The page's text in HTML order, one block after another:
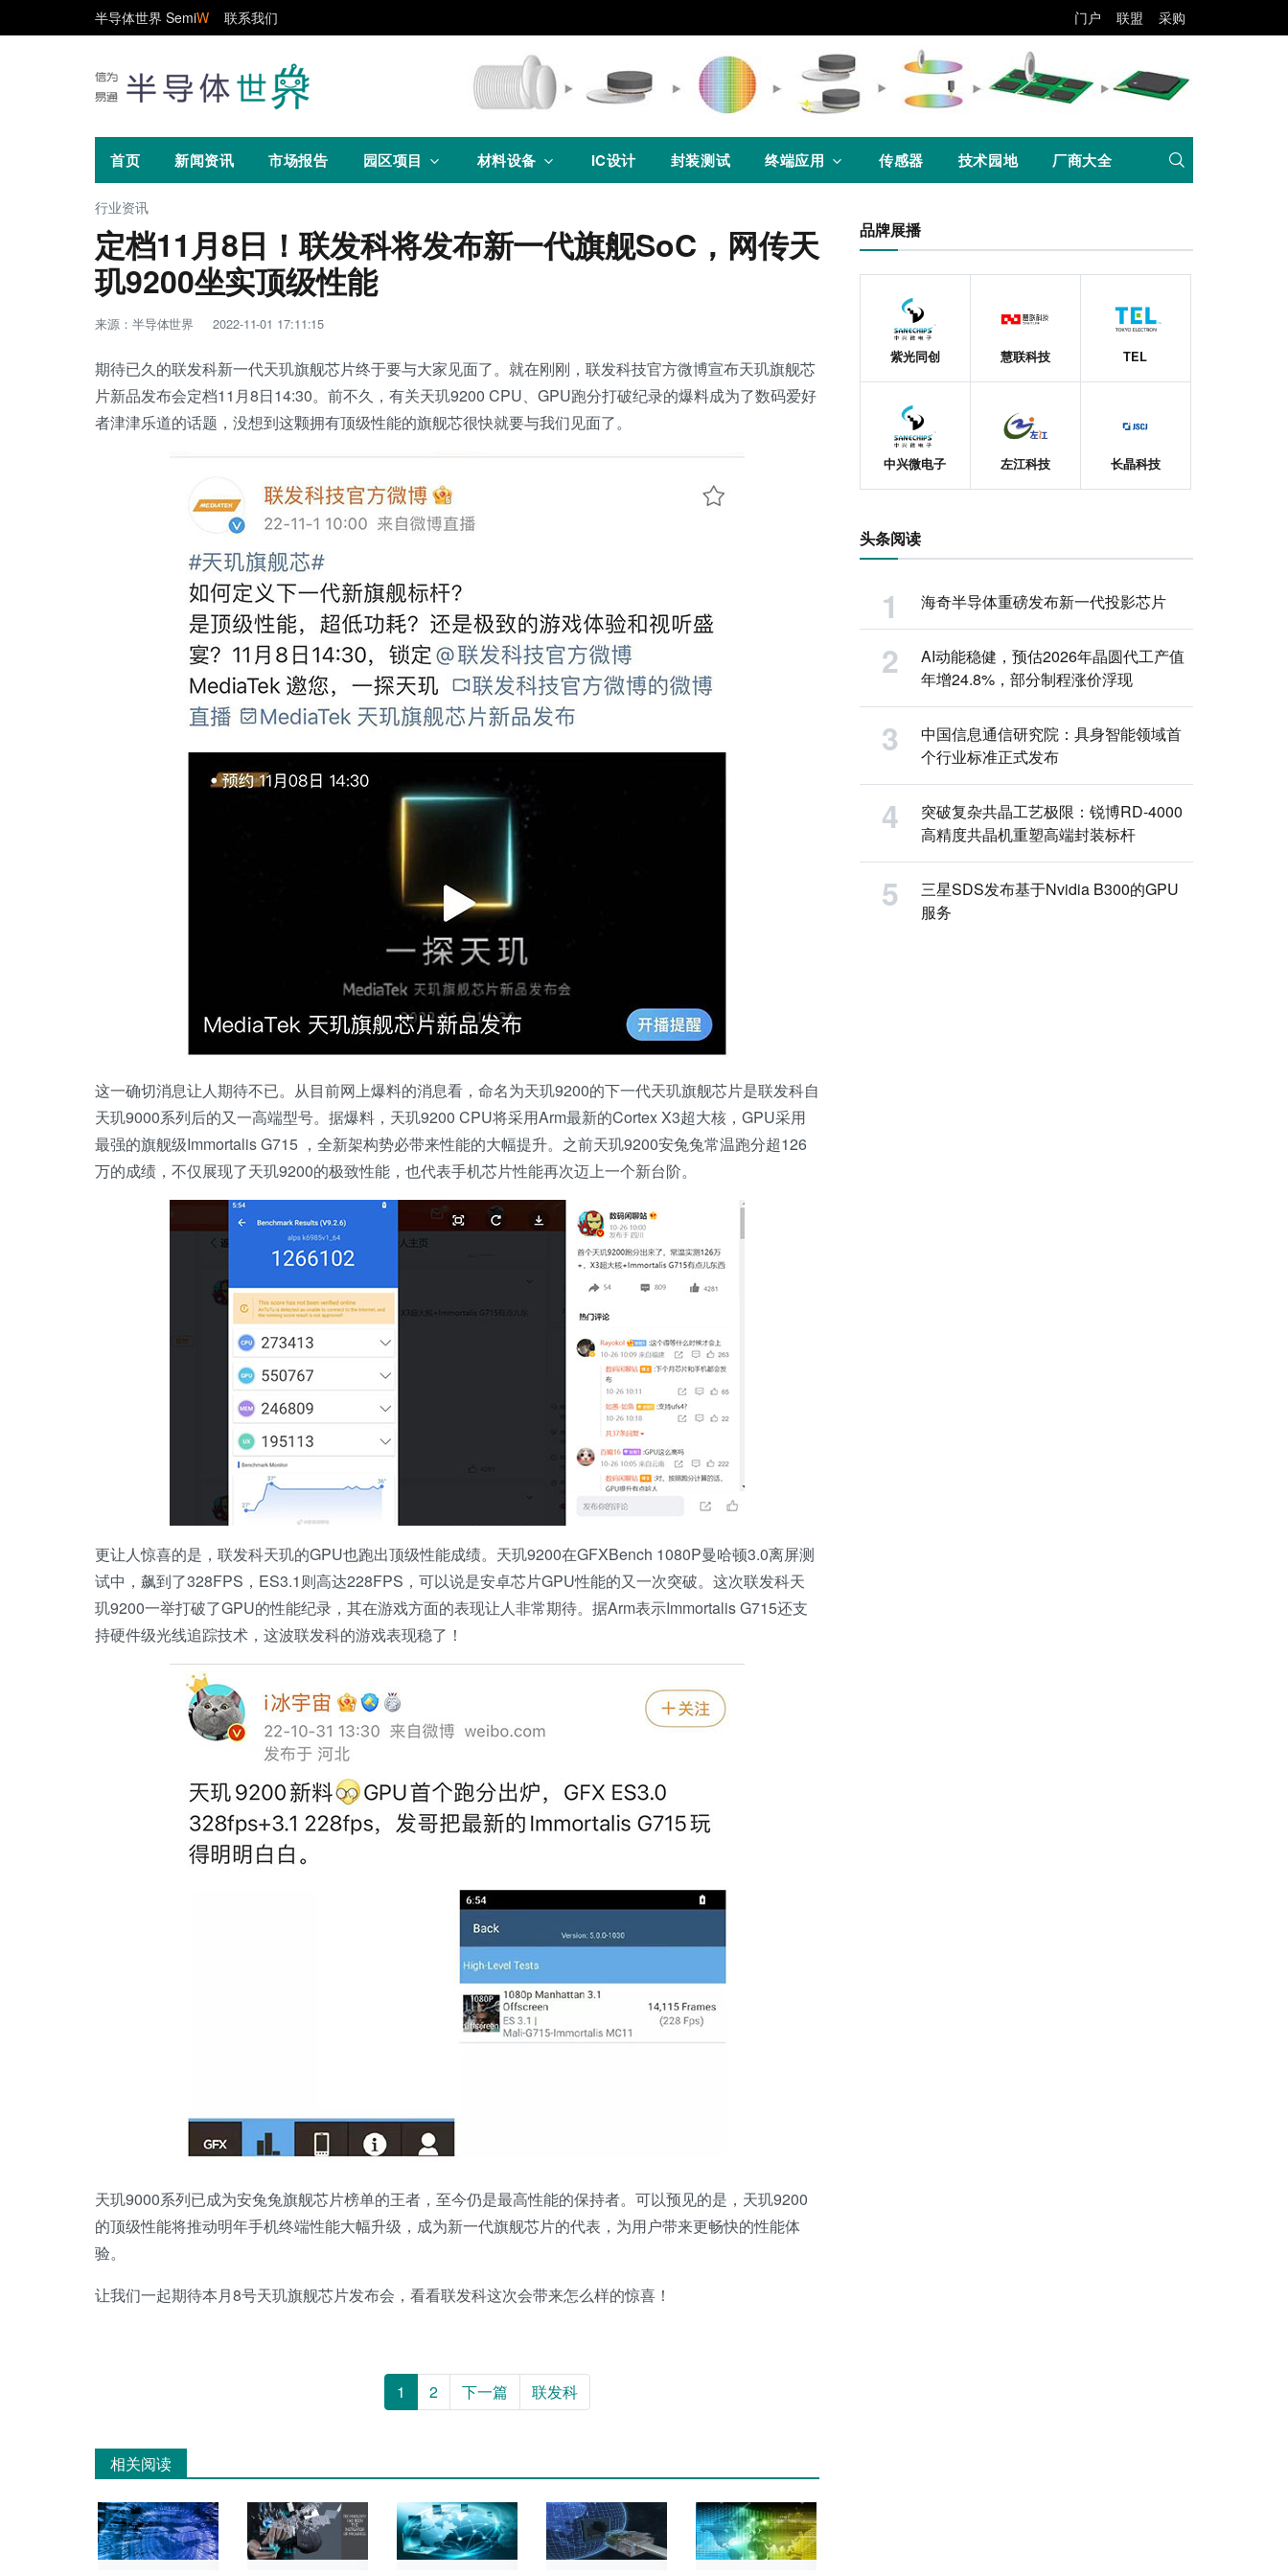
半导体世界 SemiW 联系我们 门户 联盟 采购
首页 新闻资讯 市场报告 园区项目 材料设备 IC设计 封装测试 终端应用 传感器 技术园地 厂商大全
行业资讯
定档11月8日！联发科将发布新一代旗舰SoC，网传天
玑9200坐实顶级性能
来源：半导体世界 2022-11-01 17:11:15
期待已久的联发科新一代天玑旗舰芯片终于要与大家见面了。就在刚刚，联发科技官方微博宣布天玑旗舰芯
片新品发布会定档11月8日14:30。前不久，有关天玑9200 CPU、GPU跑分打破纪录的爆料成为了数码爱好
者津津乐道的话题，没想到这颗拥有顶级性能的旗舰芯很快就要与我们见面了。
这一确切消息让人期待不已。从目前网上爆料的消息看，命名为天玑9200的下一代天玑旗舰芯片是联发科自
天玑9000系列后的又一高端型号。据爆料，天玑9200 CPU将采用Arm最新的Cortex X3超大核，GPU采用
最强的旗舰级Immortalis G715 ，全新架构势必带来性能的大幅提升。之前天玑9200安兔兔常温跑分超126
万的成绩，不仅展现了天玑9200的极致性能，也代表手机芯片性能再次迈上一个新台阶。
更让人惊喜的是，联发科天玑的GPU也跑出顶级性能成绩。天玑9200在GFXBench 1080P曼哈顿3.0离屏测
试中，飙到了328FPS，ES3.1则高达228FPS，可以说是安卓芯片GPU性能的又一次突破。这次联发科天
玑9200一举打破了GPU的性能纪录，其在游戏方面的表现让人非常期待。据Arm表示Immortalis G715还支
持硬件级光线追踪技术，这波联发科的游戏表现稳了！
天玑9000系列已成为安兔兔旗舰芯片榜单的王者，至今仍是最高性能的保持者。可以预见的是，天玑9200
的顶级性能将推动明年手机终端性能大幅升级，成为新一代旗舰芯片的代表，为用户带来更畅快的性能体
验。
让我们一起期待本月8号天玑旗舰芯片发布会，看看联发科这次会带来怎么样的惊喜！
1 2 下一篇 联发科
相关阅读
品牌展播
紫光同创 慧联科技 TEL
中兴微电子 左江科技 长晶科技
头条阅读
海奇半导体重磅发布新一代投影芯片
AI动能稳健，预估2026年晶圆代工产值
年增24.8%，部分制程涨价浮现
中国信息通信研究院：具身智能领域首
个行业标准正式发布
突破复杂共晶工艺极限：锐博RD-4000
高精度共晶机重塑高端封装标杆
三星SDS发布基于Nvidia B300的GPU
服务